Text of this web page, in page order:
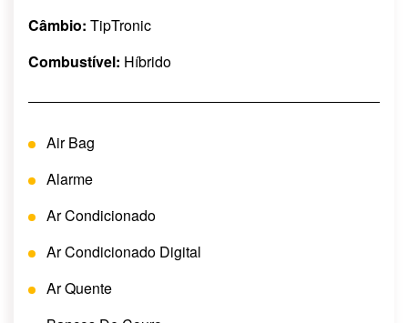
Câmbio: TipTronic
Combustível: Híbrido
Air Bag
Alarme
Ar Condicionado
Ar Condicionado Digital
Ar Quente